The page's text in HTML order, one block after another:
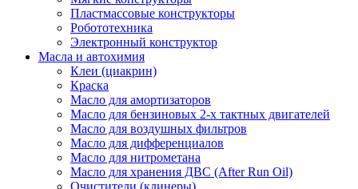
Пластмассовые конструкторы
Робототехника
Электронный конструктор
Масла и автохимия
Клеи (циакрин)
Краска
Масло для амортизаторов
Масло для бензиновых 2-х тактных двигателей
Масло для воздушных фильтров
Масло для дифференциалов
Масло для нитрометана
Масло для хранения ДВС (After Run Oil)
Очистители (клинеры)